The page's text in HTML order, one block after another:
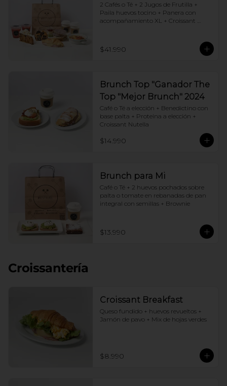
2 Cafés o Té + 2 Jugos de Frutilla +
Paila huevos tocino + Panera con
acompañamiento XL + Croissant
$41.990
Brunch Top "Ganador The
Top "Mejor Brunch" 2024
Café o Té a elección + Benedictino con
base palta + Proteina a elección +
Croissant Nutella
$14.990
Brunch para Mi
Café o Té + 2 huevos pochados sobre
palta o tomate en rebanadas de pan
integral con semillas + Brownie
$13.990
Croissantería
Croissant Breakfast
Queso fundido + huevos revueltos +
Jamón de pavo + Mix de hojas verdes
$8.990